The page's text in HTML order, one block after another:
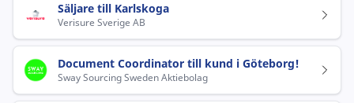
Säljare till Karlskoga
Verisure Sverige AB
Document Coordinator till kund i Göteborg!
Sway Sourcing Sweden Aktiebolag